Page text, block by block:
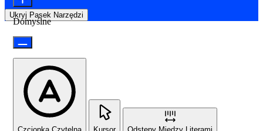
Ukryj Pasek Narzędzi
Domyślne